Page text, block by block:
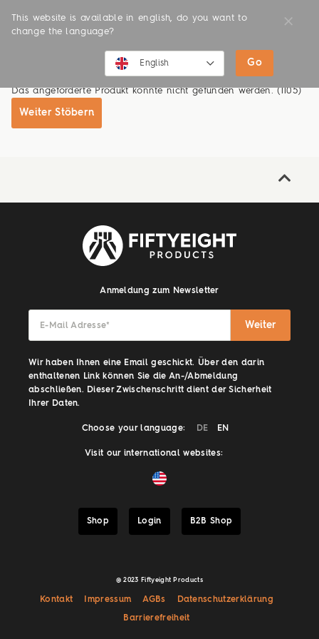
This website is available in english, do you want to
change the language?
English Go
ONLINE SHOP
Das angeforderte Produkt konnte nicht gefunden werden. (1105)
Weiter Stöbern
Anmeldung zum Newsletter
E-Mail Adresse* Weiter
Wir haben Ihnen eine Email geschickt. Über den darin
enthaltenen Link können Sie die An-/Abmeldung
abschließen. Dieser Zwischenschritt dient der Sicherheit
Ihrer Daten.
Choose your language: DE EN
Visit our international websites:
Shop Login B2B Shop
@ 2023 Fiftyeight Products
Kontakt Impressum AGBs Datenschutzerklärung
Barrierefreiheit